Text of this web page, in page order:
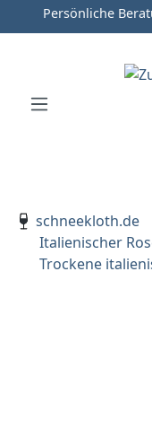
Zum Hauptinhalt
Zur
schneekloth.de
Italienischer
Trockene
Bildergalerie